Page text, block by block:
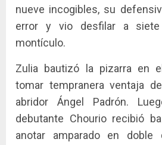
nueve incogibles, su
error y vio desfilar a
montículo.
Zulia bautizó la pizarra en
tomar tempranera ventaja
abridor Ángel Padrón.
debutante Chourio recibió
anotar amparado en